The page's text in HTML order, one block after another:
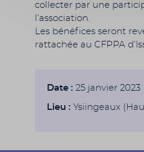
collecter par une
l’association.
Les bénéfices seront
rattachée au CFPPA
Date : 25 janvier 2023
Lieu : Ysiingeaux